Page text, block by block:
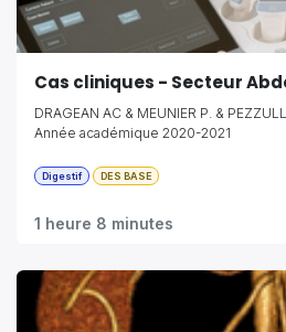
Cas cliniques - Secteur
Année académique 2020-2021
Digestif DES BASE
1 heure 8 minutes